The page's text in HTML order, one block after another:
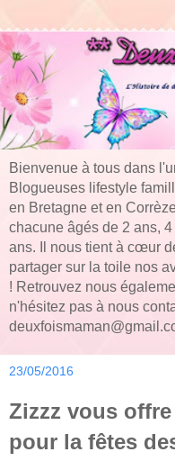
Bienvenue à tous dans
Blogueuses lifestyle
en Bretagne et en
chacune âgés de 2 ans,
ans. Il nous tient à cœur
partager sur la toile nos
! Retrouvez nous
n'hésitez pas à nous
23/05/2016
Zizzz vous
pour la fêtes